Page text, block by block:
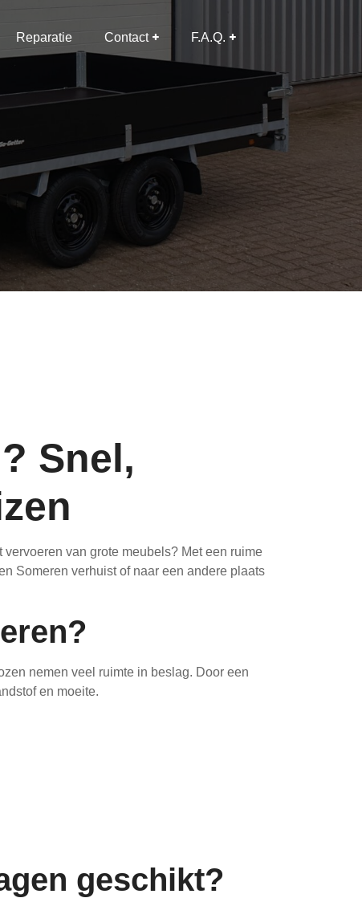
Reparatie Contact F.A.Q.
Snel,
van grote meubels? Met een ruime
Someren verhuist of naar een andere plaats
nemen veel ruimte in beslag. Door een
en moeite.
geschikt?